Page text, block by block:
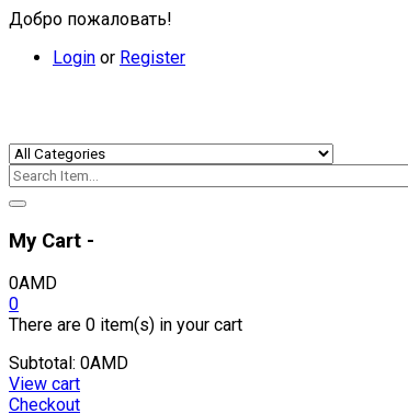
Добро пожаловать!
Login or Register
My Cart -
0AMD
0
There are 0 item(s) in your cart
Subtotal: 0AMD
View cart
Checkout